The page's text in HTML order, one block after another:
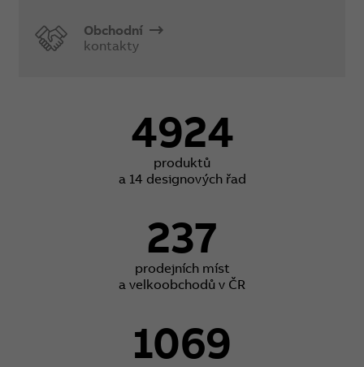
Obchodní
kontakty
4924
produktů
a 14 designových řad
237
prodejních míst
a velkoobchodů v ČR
1069